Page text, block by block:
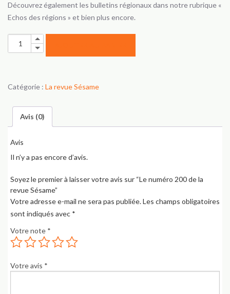
Découvrez également les bulletins régionaux dans notre rubrique «
Echos des régions » et bien plus encore.
revue
Sésame
Catégorie : La revue Sésame
Avis (0)
Avis
Il n’y a pas encore d’avis.
Soyez le premier à laisser votre avis sur “Le numéro 200 de la
revue Sésame”
Votre adresse e-mail ne sera pas publiée.Les champs obligatoires
sont indiqués avec *
Votre note *
Votre avis *